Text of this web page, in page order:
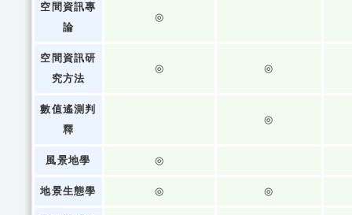
空間資訊專
論
◎
空間資訊研
究方法
◎ ◎
數值遙測判
釋
◎
風景地學 ◎
地景生態學 ◎ ◎